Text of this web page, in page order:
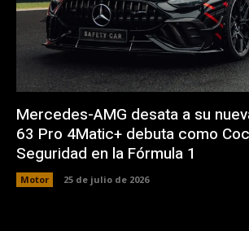
Mercedes-AMG desata a su
63 Pro 4Matic+ debuta como
Seguridad en la Fórmula 1
Motor 25 de julio de 2026